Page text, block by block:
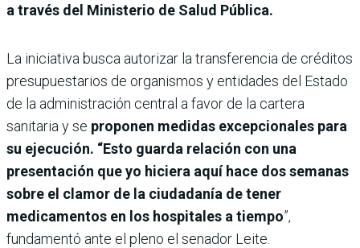
a través del Ministerio de Salud Pública.
La iniciativa busca autorizar la transferencia de créditos
presupuestarios de organismos y entidades del Estado
de la administración central a favor de la cartera
sanitaria y se proponen medidas excepcionales para
su ejecución. “Esto guarda relación con una
presentación que yo hiciera aquí hace dos semanas
sobre el clamor de la ciudadanía de tener
medicamentos en los hospitales a tiempo”,
fundamentó ante el pleno el senador Leite.